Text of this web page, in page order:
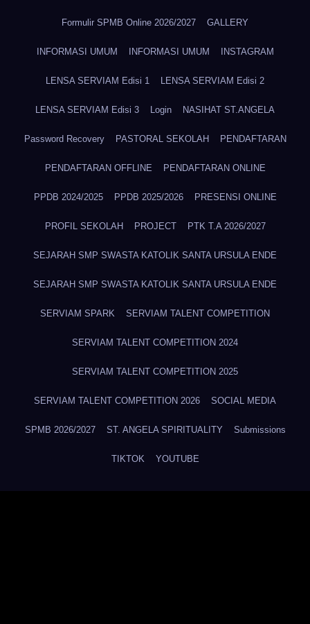
Formulir SPMB Online 2026/2027 GALLERY
INFORMASI UMUM INFORMASI UMUM INSTAGRAM
LENSA SERVIAM Edisi 1 LENSA SERVIAM Edisi 2
LENSA SERVIAM Edisi 3 Login NASIHAT ST.ANGELA
Password Recovery PASTORAL SEKOLAH PENDAFTARAN
PENDAFTARAN OFFLINE PENDAFTARAN ONLINE
PPDB 2024/2025 PPDB 2025/2026 PRESENSI ONLINE
PROFIL SEKOLAH PROJECT PTK T.A 2026/2027
SEJARAH SMP SWASTA KATOLIK SANTA URSULA ENDE
SEJARAH SMP SWASTA KATOLIK SANTA URSULA ENDE
SERVIAM SPARK SERVIAM TALENT COMPETITION
SERVIAM TALENT COMPETITION 2024
SERVIAM TALENT COMPETITION 2025
SERVIAM TALENT COMPETITION 2026 SOCIAL MEDIA
SPMB 2026/2027 ST. ANGELA SPIRITUALITY Submissions
TIKTOK YOUTUBE